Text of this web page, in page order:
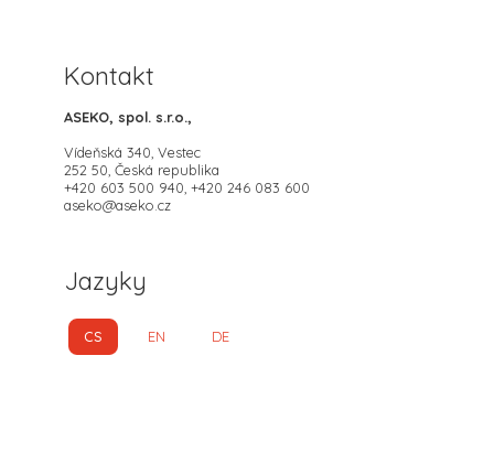
Kontakt
ASEKO, spol. s.r.o.,
Vídeňská 340, Vestec
252 50, Česká republika
+420 603 500 940, +420 246 083 600
aseko@aseko.cz
Jazyky
CS EN DE